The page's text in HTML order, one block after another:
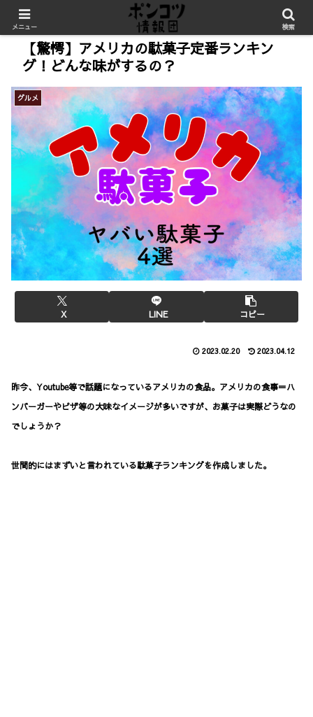
【驚愕】アメリカの駄菓子定番ランキン
グ！どんな味がするの？
グルメ
X LINE コピー
2023.02.20 2023.04.12
昨今、Youtube等で話題になっているアメリカの食品。アメリカの食事＝ハ
ンバーガーやピザ等の大味なイメージが多いですが、お菓子は実際どうなの
でしょうか？
世間的にはまずいと言われている駄菓子ランキングを作成しました。
メニュー 検索